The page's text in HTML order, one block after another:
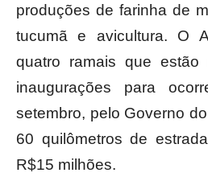
produções de farinha de
tucumã e avicultura. O
quatro ramais que estão
inaugurações para
setembro, pelo Governo
60 quilômetros de
R$15 milhões.